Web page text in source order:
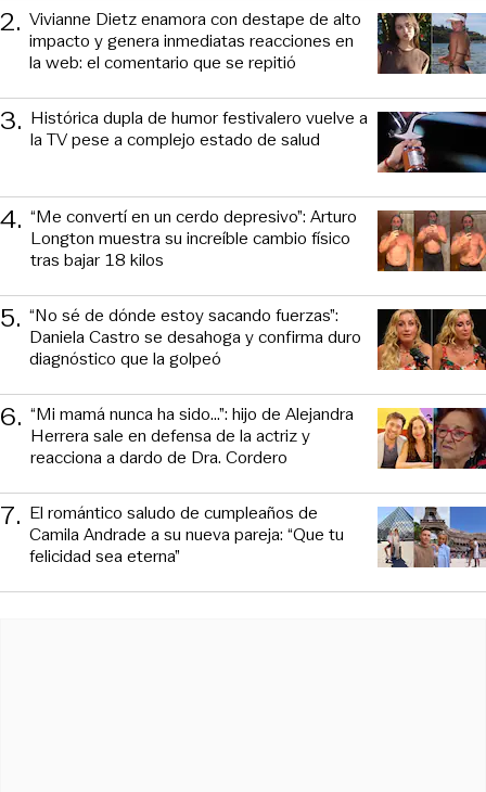
2. Vivianne Dietz enamora con destape de alto
impacto y genera inmediatas reacciones en
la web: el comentario que se repitió
3. Histórica dupla de humor festivalero vuelve a
la TV pese a complejo estado de salud
4. “Me convertí en un cerdo depresivo”: Arturo
Longton muestra su increíble cambio físico
tras bajar 18 kilos
5. “No sé de dónde estoy sacando fuerzas”:
Daniela Castro se desahoga y confirma duro
diagnóstico que la golpeó
6. “Mi mamá nunca ha sido...”: hijo de Alejandra
Herrera sale en defensa de la actriz y
reacciona a dardo de Dra. Cordero
7. El romántico saludo de cumpleaños de
Camila Andrade a su nueva pareja: “Que tu
felicidad sea eterna”